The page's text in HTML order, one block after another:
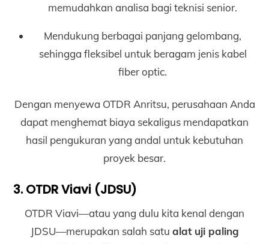
memudahkan analisa bagi teknisi senior.
Mendukung berbagai panjang gelombang,
sehingga fleksibel untuk beragam jenis kabel
fiber optic.
Dengan menyewa OTDR Anritsu, perusahaan Anda
dapat menghemat biaya sekaligus mendapatkan
hasil pengukuran yang andal untuk kebutuhan
proyek besar.
3. OTDR Viavi (JDSU)
OTDR Viavi—atau yang dulu kita kenal dengan
JDSU—merupakan salah satu alat uji paling